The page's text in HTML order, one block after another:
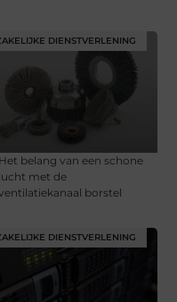
DIENSTVERLENING
Het belang van een schone
lucht met de
borstel
DIENSTVERLENING